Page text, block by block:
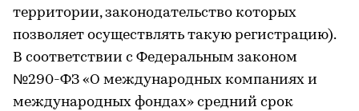
территории, законодательство которых
позволяет осуществлять такую регистрацию).
В соответствии с Федеральным законом
№290-ФЗ «О международных компаниях и
международных фондах» средний срок